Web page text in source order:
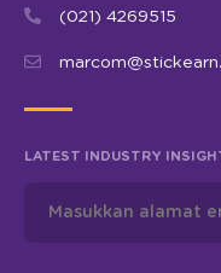
(021) 4269515
LATEST INDUSTRY